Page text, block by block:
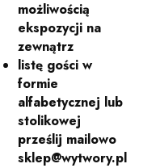
możliwością
ekspozycji na
zewnątrz
listę gości w
formie
alfabetycznej lub
stolikowej
prześlij mailowo
sklep@wytwory.pl